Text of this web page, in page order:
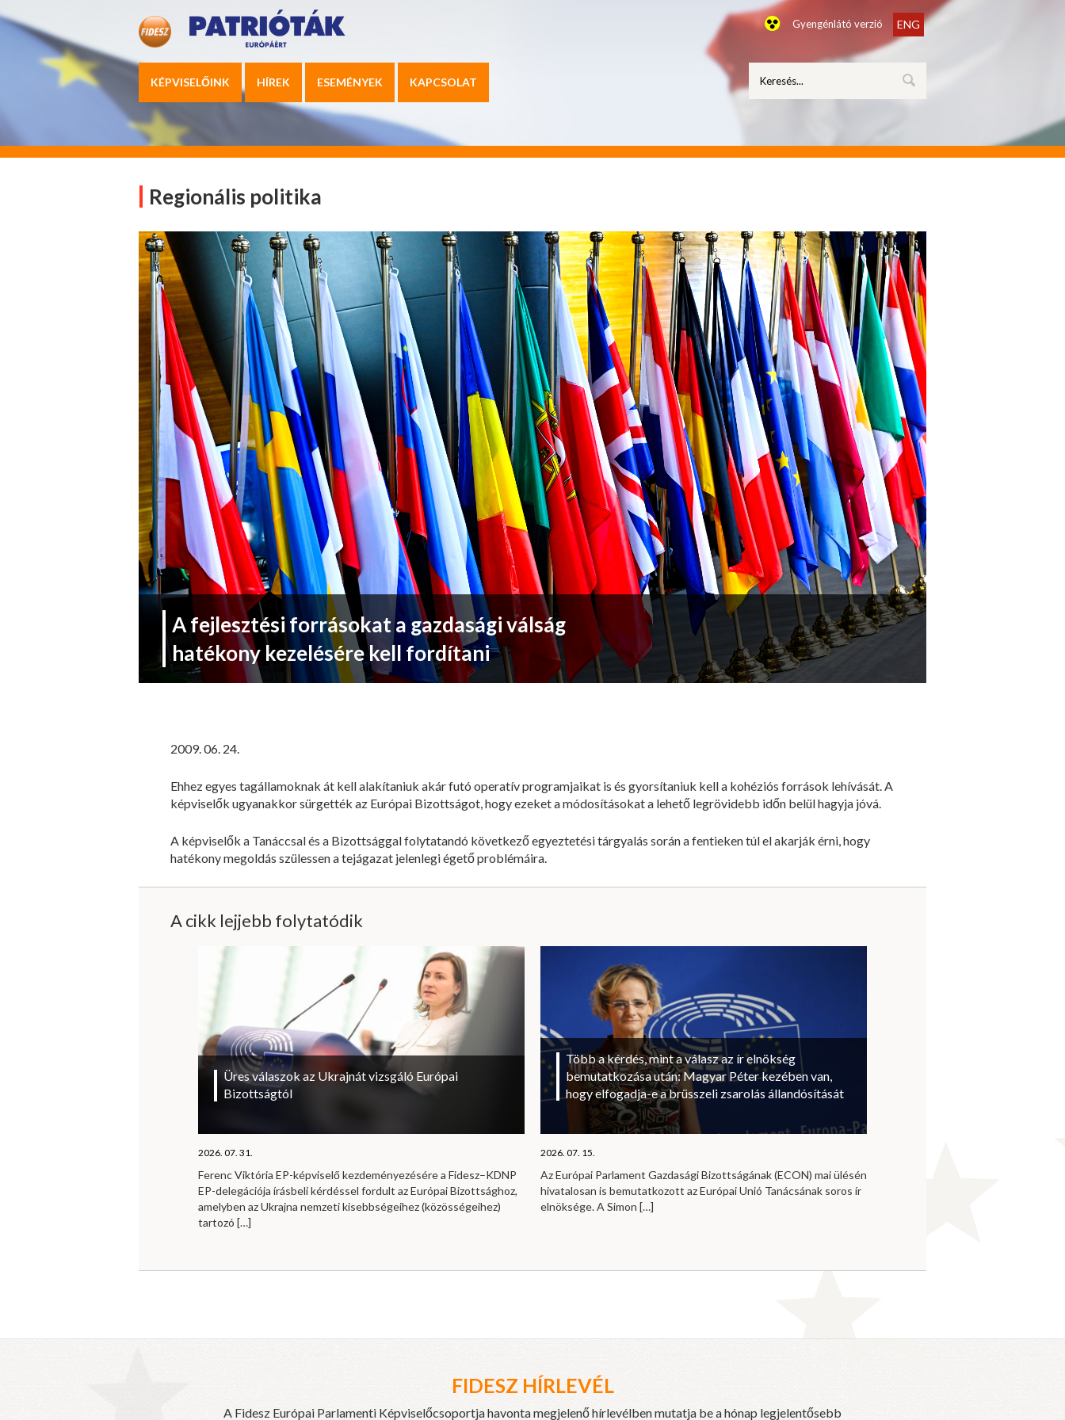
Gyengénlátó verzió ENG
KÉPVISELŐINK HÍREK ESEMÉNYEK KAPCSOLAT
Regionális politika
A fejlesztési forrásokat a gazdasági válság
hatékony kezelésére kell fordítani
2009. 06. 24.
Ehhez egyes tagállamoknak át kell alakítaniuk akár futó operatív programjaikat is és gyorsítaniuk kell a kohéziós források lehívását. A
képviselők ugyanakkor sürgették az Európai Bizottságot, hogy ezeket a módosításokat a lehető legrövidebb időn belül hagyja jóvá.
A képviselők a Tanáccsal és a Bizottsággal folytatandó következő egyeztetési tárgyalás során a fentieken túl el akarják érni, hogy
hatékony megoldás szülessen a tejágazat jelenlegi égető problémáira.
A cikk lejjebb folytatódik
Üres válaszok az Ukrajnát vizsgáló Európai
Bizottságtól
2026. 07. 31.
Ferenc Viktória EP-képviselő kezdeményezésére a Fidesz–KDNP
EP-delegációja írásbeli kérdéssel fordult az Európai Bizottsághoz,
amelyben az Ukrajna nemzeti kisebbségeihez (közösségeihez)
tartozó […]
Több a kérdés, mint a válasz az ír elnökség
bemutatkozása után: Magyar Péter kezében van,
hogy elfogadja-e a brüsszeli zsarolás állandósítását
2026. 07. 15.
Az Európai Parlament Gazdasági Bizottságának (ECON) mai ülésén
hivatalosan is bemutatkozott az Európai Unió Tanácsának soros ír
elnöksége. A Simon […]
FIDESZ HÍRLEVÉL
A Fidesz Európai Parlamenti Képviselőcsoportja havonta megjelenő hírlevélben mutatja be a hónap legjelentősebb